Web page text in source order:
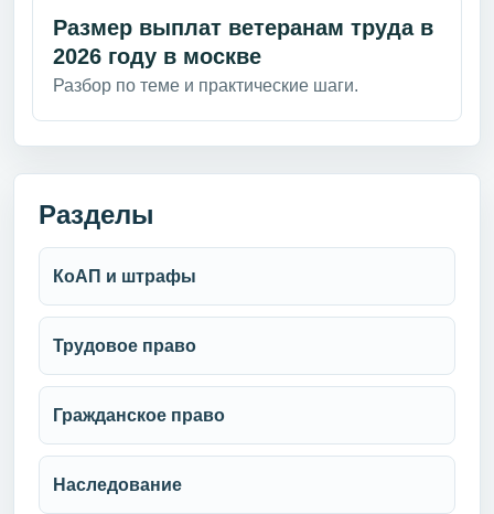
Размер выплат ветеранам труда в
2026 году в москве
Разбор по теме и практические шаги.
Разделы
КоАП и штрафы
Трудовое право
Гражданское право
Наследование